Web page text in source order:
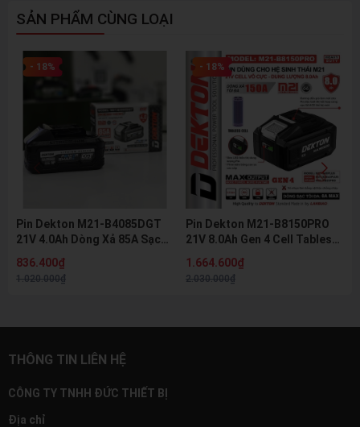
SẢN PHẨM CÙNG LOẠI
- 18%
Pin Dekton M21-B4085DGT
21V 4.0Ah Dòng Xả 85A Sạc
Chính Hãng
836.400₫
1.020.000₫
- 18%
Pin Dekton M21-B8150PRO
21V 8.0Ah Gen 4 Cell Tabless
M21 Chính Hãng
1.664.600₫
2.030.000₫
THÔNG TIN LIÊN HỆ
CÔNG TY TNHH ĐỨC THIẾT BỊ
Địa chỉ